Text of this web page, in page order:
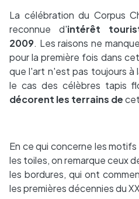
La célébration du Corpus
reconnue d'intérêt
2009. Les raisons ne
pour la première fois dans
que l'art n'est pas toujours à
le cas des célèbres tapis
décorent les terrains de
En ce qui concerne les
les toiles, on remarque ceux
les bordures, qui ont
les premières décennies du